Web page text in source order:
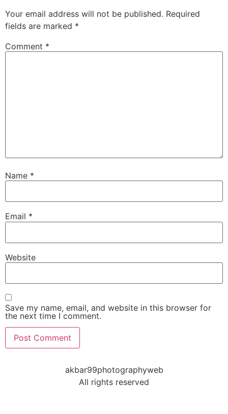
Your email address will not be published. Required
fields are marked *
Comment *
Name *
Email *
Website
Save my name, email, and website in this browser for
the next time I comment.
akbar99photographyweb
All rights reserved